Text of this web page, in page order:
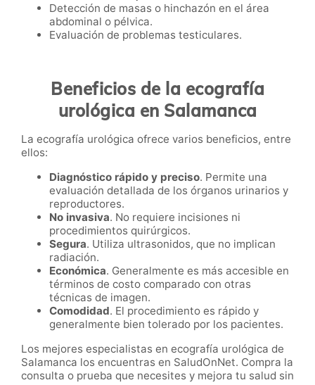
Detección de masas o hinchazón en el área
abdominal o pélvica.
Evaluación de problemas testiculares.
Beneficios de la ecografía
urológica en Salamanca
La ecografía urológica ofrece varios beneficios, entre
ellos:
Diagnóstico rápido y preciso. Permite una
evaluación detallada de los órganos urinarios y
reproductores.
No invasiva. No requiere incisiones ni
procedimientos quirúrgicos.
Segura. Utiliza ultrasonidos, que no implican
radiación.
Económica. Generalmente es más accesible en
términos de costo comparado con otras
técnicas de imagen.
Comodidad. El procedimiento es rápido y
generalmente bien tolerado por los pacientes.
Los mejores especialistas en ecografía urológica de
Salamanca los encuentras en SaludOnNet. Compra la
consulta o prueba que necesites y mejora tu salud sin